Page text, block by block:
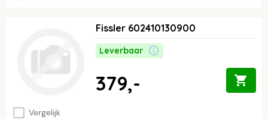
Vergelijk
Fissler 602410130900
Leverbaar
379,-